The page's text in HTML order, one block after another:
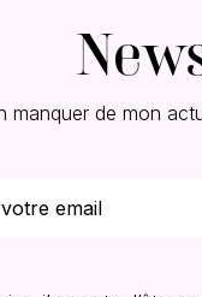
manquer de mon